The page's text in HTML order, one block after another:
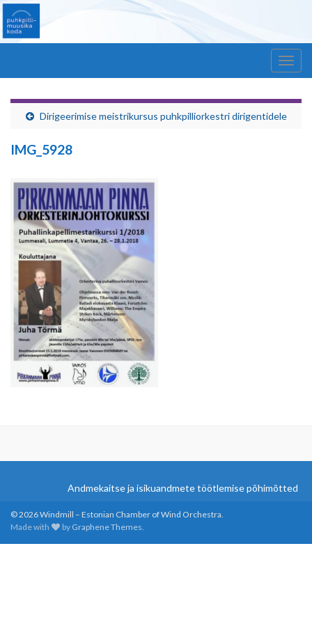
Dirigeerimise meistrikursus puhkpilliorkestri dirigentidele
IMG_5928
Andmekaitse ja isikuandmete töötlemise põhimõtted
© 2026 Windmill – Estonian Chamber of Wind Orchestra.
Made with
by Graphene Themes